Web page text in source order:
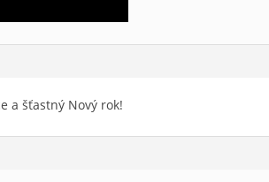
a šťastný Nový rok!